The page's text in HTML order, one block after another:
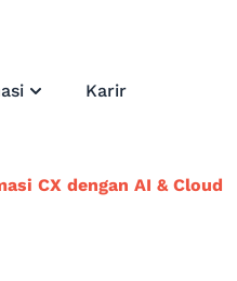
Karir
CX dengan AI & Cloud